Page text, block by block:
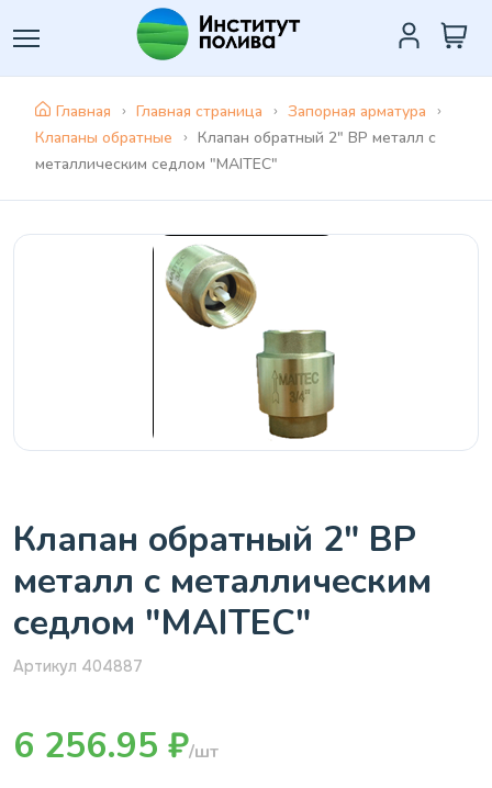
Главная Главная страница
Запорная арматура
Клапаны обратные
Клапан обратный 2" ВР металл с
металлическим седлом "MAITEC"
Клапан обратный 2" ВР
металл с металлическим
седлом "MAITEC"
Артикул 404887
6 256.95 ₽/шт